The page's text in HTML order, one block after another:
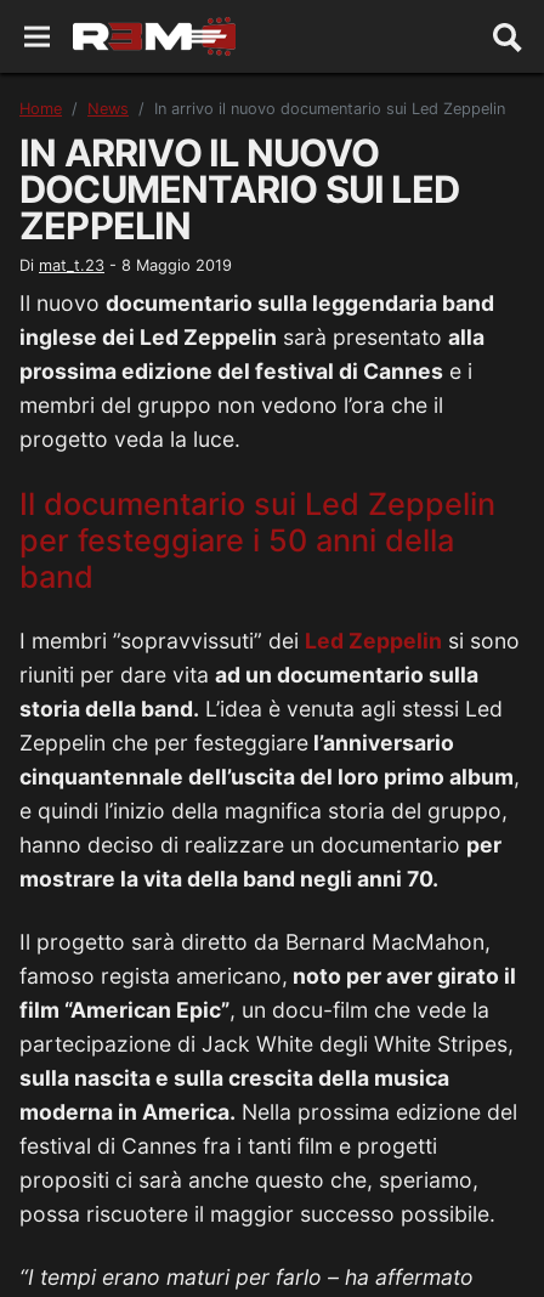
Home News In arrivo il nuovo documentario sui Led Zeppelin
IN ARRIVO IL NUOVO
DOCUMENTARIO SUI LED
ZEPPELIN
Di mat_t.23 - 8 Maggio 2019
Il nuovo documentario sulla leggendaria band
inglese dei Led Zeppelin sarà presentato alla
prossima edizione del festival di Cannes e i
membri del gruppo non vedono l’ora che il
progetto veda la luce.
Il documentario sui Led Zeppelin
per festeggiare i 50 anni della
band
I membri ”sopravvissuti” dei Led Zeppelin si sono
riuniti per dare vita ad un documentario sulla
storia della band. L’idea è venuta agli stessi Led
Zeppelin che per festeggiare l’anniversario
cinquantennale dell’uscita del loro primo album,
e quindi l’inizio della magnifica storia del gruppo,
hanno deciso di realizzare un documentario per
mostrare la vita della band negli anni 70.
Il progetto sarà diretto da Bernard MacMahon,
famoso regista americano, noto per aver girato il
film “American Epic”, un docu-film che vede la
partecipazione di Jack White degli White Stripes,
sulla nascita e sulla crescita della musica
moderna in America. Nella prossima edizione del
festival di Cannes fra i tanti film e progetti
propositi ci sarà anche questo che, speriamo,
possa riscuotere il maggior successo possibile.
“I tempi erano maturi per farlo – ha affermato